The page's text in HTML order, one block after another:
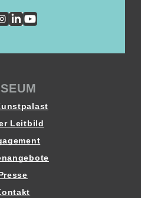
Leitbild